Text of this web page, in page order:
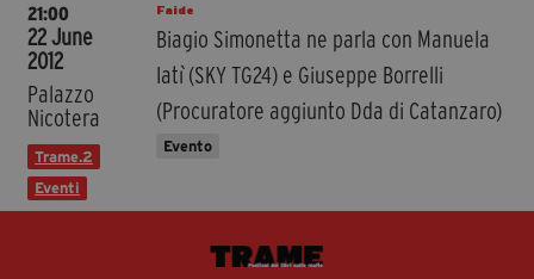
21:00
22 June
2012
Palazzo
Nicotera
Trame.2
Eventi
Faide
Biagio Simonetta ne parla con Manuela
Iatì (SKY TG24) e Giuseppe Borrelli
(Procuratore aggiunto Dda di Catanzaro)
Evento